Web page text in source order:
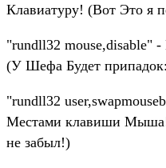
Клавиатуру! (Вот Это я
"rundll32 mouse,disable"
(У Шефа Будет
"rundll32
Местами клавиши
не забыл!)